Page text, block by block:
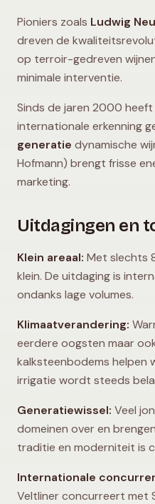
Pioniers zoals Ludwig
dreven de
op terroir-gedreven
minimale interventie.
Sinds de jaren 2000
internationale erkenning
generatie dynamische
Hofmann) brengt frisse
marketing.
Uitdagingen en
Klein areaal: Met slechts
klein. De uitdaging is
ondanks lage volumes.
Klimaatverandering:
eerdere oogsten maar
kalksteenbodems helpen
irrigatie wordt steeds
Generatiewissel: Veel
domeinen over en
traditie en moderniteit is
Internationale
Veltliner concurreert met